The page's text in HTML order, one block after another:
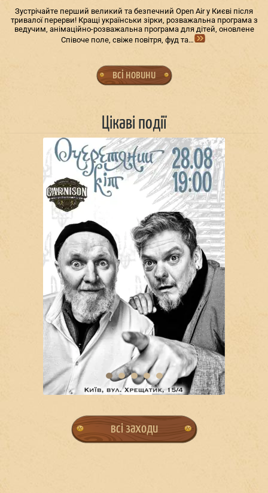
Зустрічайте перший великий та безпечний Open Air у Києві після
тривалої перерви! Кращі українськи зірки, розважальна програма з
ведучим, анімаційно-розважальна програма для дітей, оновлене
Співоче поле, свіже повітря, фуд та…
всі новини
Цікаві події
всі заходи